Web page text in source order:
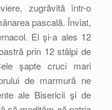
zugrăvită într-o
pascală. Înviat,
El şi-a ales 12
prin 12 stâlpi de
şapte cruci mari
de marmură ne
ale Bisericii şi de